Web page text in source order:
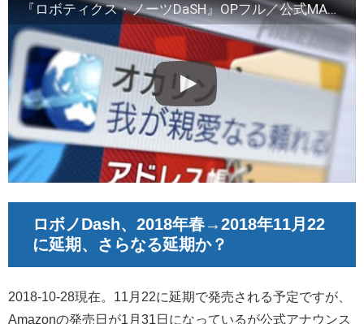
『ロボティクス・ノーツDaSH』OPフル／公式MAD的なもの
ロボノDash、2018年春→2018年11月22
に延期、さらなる延期か？
2018-10-28現在。11月22に延期で発売される予定ですが、
Amazonの発売日が1月31日になっているが公式アナウンス